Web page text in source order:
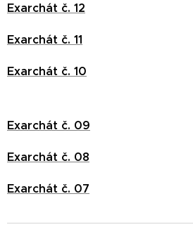
Exarchát č. 12
Exarchát č. 11
Exarchát č. 10
Exarchát č. 09
Exarchát č. 08
Exarchát č. 07